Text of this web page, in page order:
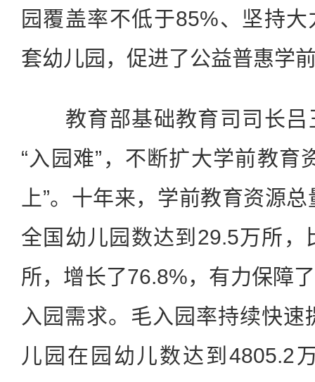
园覆盖率不低于85%、坚持
套幼儿园，促进了公益普惠学
教育部基础教育司司长吕
“入园难”，不断扩大学前教育
上”。十年来，学前教育资源
全国幼儿园数达到29.5万所，
所，增长了76.8%，有力保障
入园需求。毛入园率持续快速
儿园在园幼儿数达到4805.2